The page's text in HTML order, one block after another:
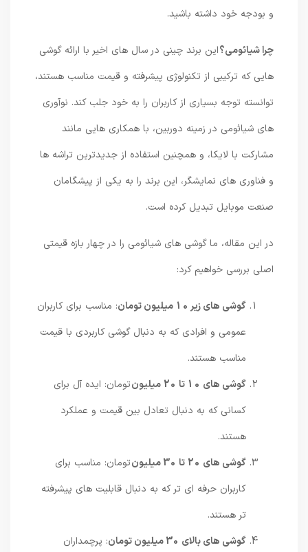
و بودجه خود داشته باشید.
چرا شیائومی؟این برند چینی در سال های اخیر با ارائه گوشی
هایی که ترکیبی از تکنولوژی پیشرفته و قیمت مناسب هستند،
توانسته توجه بسیاری از کاربران را به خود جلب کند. نوآوری
های شیائومی در زمینه دوربین، با همکاری هایی مانند
مشارکت با لایکا، و همچنین استفاده از جدیدترین تراشه ها
و فناوری های نمایشگر، این برند را به یکی از پیشگامان
صنعت موبایل تبدیل کرده است.
در این مقاله، ما گوشی های شیائومی را در چهار بازه قیمتی
اصلی بررسی خواهیم کرد:
گوشی های زیر 10 میلیون تومان
: مناسب برای کاربران
عمومی و افرادی که به دنبال گوشی کاربردی با قیمت
مناسب هستند.
گوشی های 10 تا 20 میلیون
تومان: ایده آل برای
کسانی که به دنبال تعادل بین قیمت و عملکرد
هستند.
گوشی های 20 تا 30 میلیون
تومان: مناسب برای
کاربران حرفه ای تر که به دنبال قابلیت های پیشرفته
تر هستند.
گوشی های بالای 30 میلیون تومان
: پرچمداران